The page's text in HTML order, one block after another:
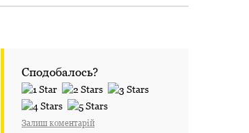
Сподобалось?
Залиш коментарій